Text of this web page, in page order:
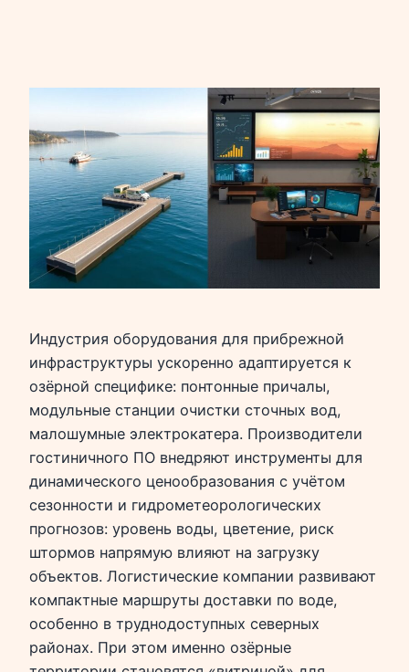
Индустрия оборудования для прибрежной
инфраструктуры ускоренно адаптируется к
озёрной специфике: понтонные причалы,
модульные станции очистки сточных вод,
малошумные электрокатера. Производители
гостиничного ПО внедряют инструменты для
динамического ценообразования с учётом
сезонности и гидрометеорологических
прогнозов: уровень воды, цветение, риск
штормов напрямую влияют на загрузку
объектов. Логистические компании развивают
компактные маршруты доставки по воде,
особенно в труднодоступных северных
районах. При этом именно озёрные